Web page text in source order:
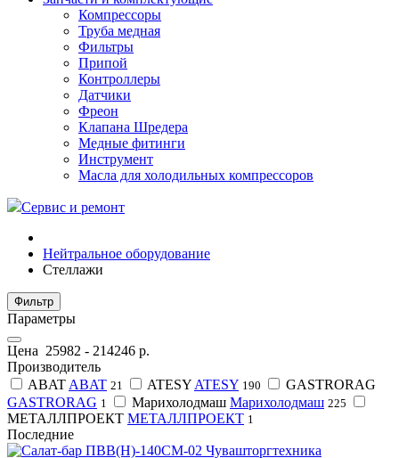
Компрессоры
Труба медная
Фильтры
Припой
Контроллеры
Датчики
Фреон
Клапана Шредера
Медные фитинги
Инструмент
Масла для холодильных компрессоров
Сервис и ремонт
Нейтральное оборудование
Стеллажи
Фильтр
Параметры
Цена 25982 - 214246 р.
Производитель
ABAT ABAT 21 ATESY ATESY 190
GASTRORAG
GASTRORAG 1 Марихолодмаш Марихолодмаш 225
МЕТАЛЛПРОЕКТ МЕТАЛЛПРОЕКТ 1
Последние